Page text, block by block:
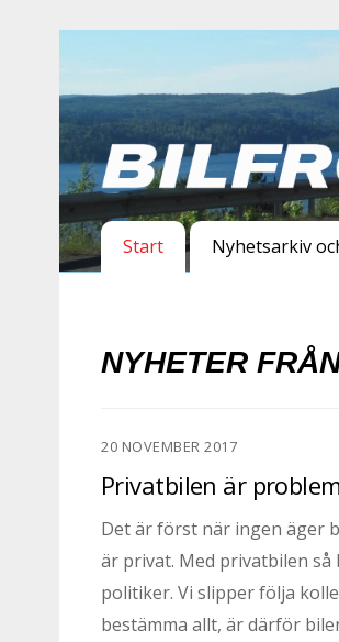
Start Nyhetsarkiv
NYHETER
20 NOVEMBER 2017
Privatbilen är
Det är först när ingen äger
är privat. Med privatbilen
politiker. Vi slipper följa
bestämma allt, är därför